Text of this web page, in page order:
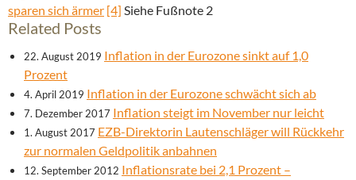
sparen sich ärmer [4] Siehe Fußnote 2
Related Posts
22. August 2019 Inflation in der Eurozone sinkt auf 1,0
Prozent
4. April 2019 Inflation in der Eurozone schwächt sich ab
7. Dezember 2017 Inflation steigt im November nur leicht
1. August 2017 EZB-Direktorin Lautenschläger will Rückkehr
zur normalen Geldpolitik anbahnen
12. September 2012 Inflationsrate bei 2,1 Prozent –